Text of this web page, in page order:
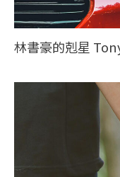
林書豪的剋星